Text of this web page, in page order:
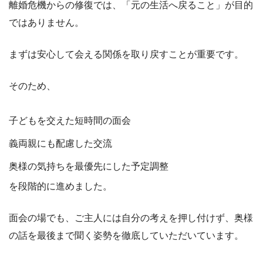
離婚危機からの修復では、「元の生活へ戻ること」が目的
ではありません。
まずは安心して会える関係を取り戻すことが重要です。
そのため、
子どもを交えた短時間の面会
義両親にも配慮した交流
奥様の気持ちを最優先にした予定調整
を段階的に進めました。
面会の場でも、ご主人には自分の考えを押し付けず、奥様
の話を最後まで聞く姿勢を徹底していただいています。